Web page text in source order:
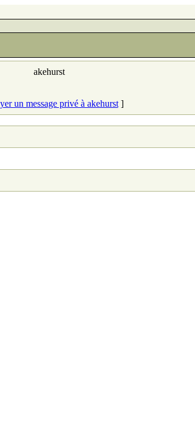
akehurst
un message privé à akehurst]